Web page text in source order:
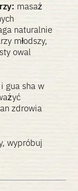
masaż
naturalnie
młodszy,
owal
gua sha w
zdrowia
wypróbuj